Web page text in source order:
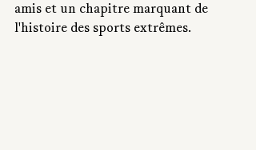
amis et un chapitre marquant de
l'histoire des sports extrêmes.